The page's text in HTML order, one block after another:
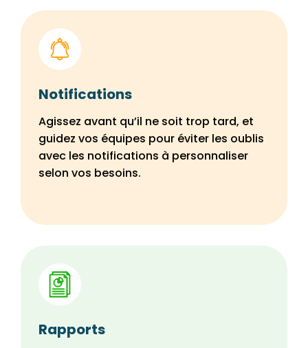
Notifications
Agissez avant qu’il ne soit trop tard, et
guidez vos équipes pour éviter les oublis
avec les notifications à personnaliser
selon vos besoins.
Rapports